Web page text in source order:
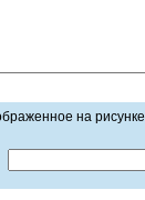
на рисунке